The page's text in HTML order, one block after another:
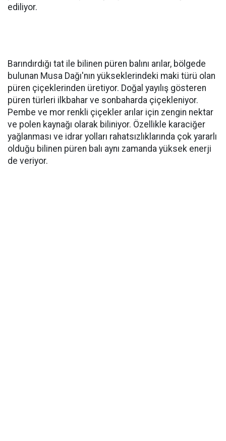
ediliyor.
Barındırdığı tat ile bilinen püren balını arılar, bölgede
bulunan Musa Dağı'nın yükseklerindeki maki türü olan
püren çiçeklerinden üretiyor. Doğal yayılış gösteren
püren türleri ilkbahar ve sonbaharda çiçekleniyor.
Pembe ve mor renkli çiçekler arılar için zengin nektar
ve polen kaynağı olarak biliniyor. Özellikle karaciğer
yağlanması ve idrar yolları rahatsızlıklarında çok yararlı
olduğu bilinen püren balı aynı zamanda yüksek enerji
de veriyor.